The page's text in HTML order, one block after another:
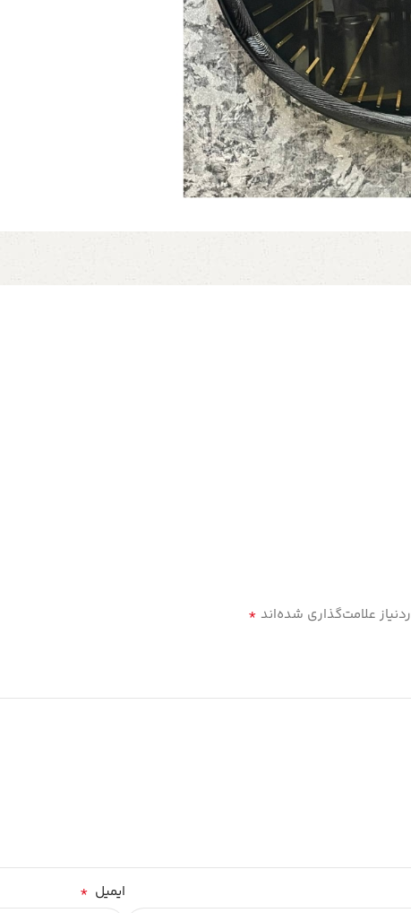
علامت‌گذاری شده‌اند *
ایمیل *